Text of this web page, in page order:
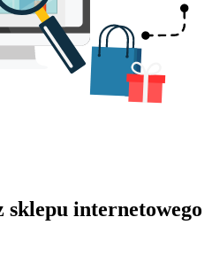
sklepu internetowego